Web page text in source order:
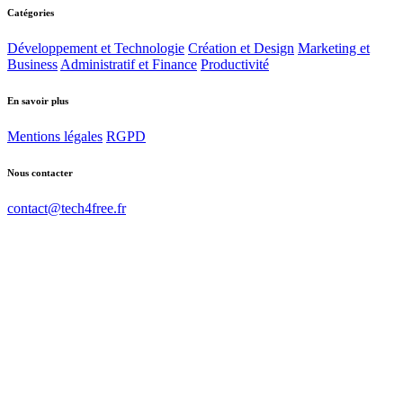
Catégories
Développement et Technologie Création et Design Marketing et
Business Administratif et Finance Productivité
En savoir plus
Mentions légales RGPD
Nous contacter
contact@tech4free.fr